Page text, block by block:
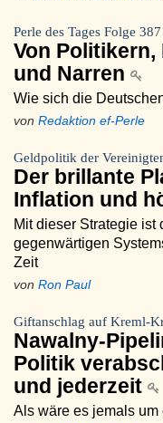
Perle des Tages Folge
Von
und Narren
Wie sich die
von Redaktion ef-Perle
Geldpolitik der
Der brillante
Inflation und
Mit dieser Strategie ist
gegenwärtigen
Zeit
von Ron Paul
Giftanschlag auf Kreml-
Nawalny-
Politik
und jederzeit
Als wäre es jemals